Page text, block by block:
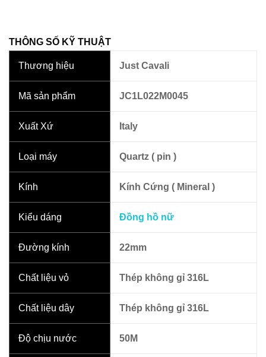
THÔNG SỐ KỸ THUẬT
Thương hiệu Just Cavali
Mã sản phẩm JC1L022M0045
Xuất Xứ Italy
Loại máy Quartz ( pin )
Kính Kính Cứng ( Mineral )
Kiểu dáng Đồng hồ nữ
Đường kính 22mm
Chất liệu vỏ Thép không gỉ 316L
Chất liệu dây Thép không gỉ 316L
Độ chịu nước 50M